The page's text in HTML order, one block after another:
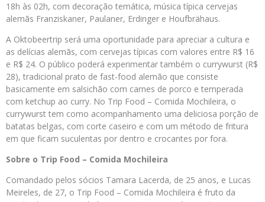
18h às 02h, com decoração temática, música típica cervejas
alemãs Franziskaner, Paulaner, Erdinger e Houfbrähaus.
A Oktobeertrip será uma oportunidade para apreciar a cultura e
as delícias alemãs, com cervejas típicas com valores entre R$ 16
e R$ 24. O público poderá experimentar também o currywurst (R$
28), tradicional prato de fast-food alemão que consiste
basicamente em salsichão com carnes de porco e temperada
com ketchup ao curry. No Trip Food – Comida Mochileira, o
currywurst tem como acompanhamento uma deliciosa porção de
batatas belgas, com corte caseiro e com um método de fritura
em que ficam suculentas por dentro e crocantes por fora.
Sobre o Trip Food – Comida Mochileira
Comandado pelos sócios Tamara Lacerda, de 25 anos, e Lucas
Meireles, de 27, o Trip Food – Comida Mochileira é fruto da